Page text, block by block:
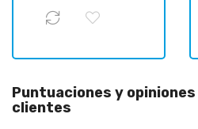
Puntuaciones y
clientes